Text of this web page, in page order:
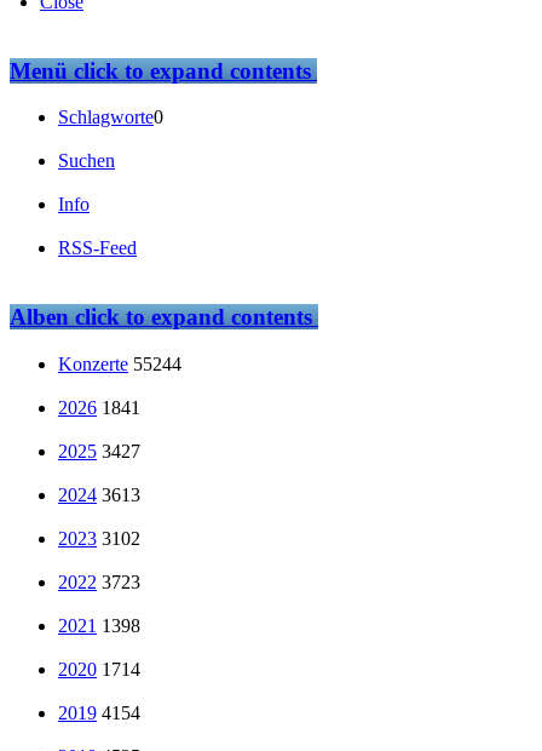
Menüclick to expand contents
Schlagworte0
Suchen
Info
RSS-Feed
Albenclick to expand contents
Konzerte 55244
2026 1841
2025 3427
2024 3613
2023 3102
2022 3723
2021 1398
2020 1714
2019 4154